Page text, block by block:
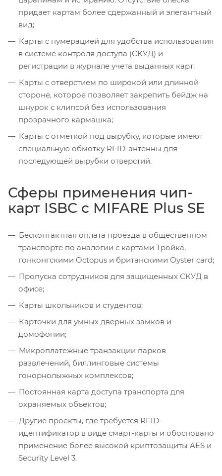
придает картам более сдержанный и элегантный
вид;
Карты с нумерацией для удобства использования
в системе контроля доступа (СКУД) и
регистрации в журнале учета выданных карт;
Карты с отверстием по широкой или длинной
стороне, которое позволяет закрепить бейдж на
шнурок с клипсой без использования
прозрачного кармашка;
Карты с отметкой под вырубку, которые имеют
специальную обмотку RFID-антенны для
последующей вырубки отверстий.
Сферы применения чип-
карт ISBC с MIFARE Plus SE
Бесконтактная оплата проезда в общественном
транспорте по аналогии с картами Тройка,
гонконгскими Octopus и британскими Oyster card;
Пропуска сотрудников для защищенных СКУД в
офисе;
Карты школьников и студентов;
Карточки для умных дверных замков и
домофонии;
Микроплатежные транзакции парков
развлечений, биллинговые системы
гонорнолыжных комплексов;
Постоянная карта доступа транспорта для
охраняемых объектов;
Другие проекты, где требуется RFID-
идентификатор в виде смарт-карты и обосновано
применение более высокой криптозащиты AES и
Security Level 3.